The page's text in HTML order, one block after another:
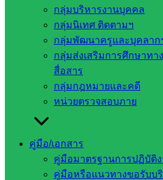
กลุ่มบริหารงานบุคคล
กลุ่มนิเทศ ติดตามฯ
กลุ่มพัฒนาครูและบุคลาก
กลุ่มส่งเสริมการศึกษาทา
สื่อสาร
กลุ่มกฎหมายและคดี
หน่วยตรวจสอบภาย
คู่มือ/เอกสาร
คู่มือมาตรฐานการปฏิบัติ
คู่มือหรือแนวทางขอรับบ
งานประชาสัมพันธ์ สพป.ส
หน่วยงาน
ที่เกี่ยวข้อง